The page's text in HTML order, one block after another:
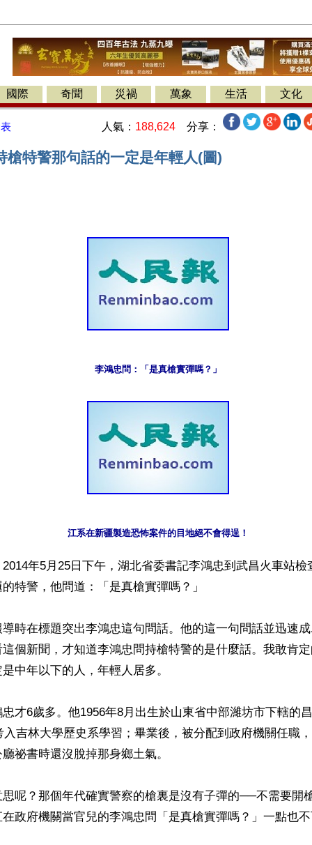
國際 奇聞 災禍 萬象 生活 文化
人氣： 188,624 分享：
槍特警那句話的一定是年輕人(圖)
李鴻忠問：「是真槍實彈嗎？」
江系在新疆製造恐怖案件的目地絕不會得逞！
年5月25日下午，湖北省委書記李鴻忠到武昌火車站檢
特警，他問道：「是真槍實彈嗎？」
時在標題突出李鴻忠這句問話。他的這一句問話並迅速
個新聞，才知道李鴻忠問持槍特警的是什麼話。我敢肯
中年以下的人，年輕人居多。
才6歲多。他1956年8月出生於山東省中部濰坊市下轄的
入吉林大學歷史系學習；畢業後，被分配到政府機關任職
祕書時還沒脫掉那身鄉土氣。
呢？那個年代確實警察的槍裏是沒有子彈的──不需要開
政府機關當官兒的李鴻忠問「是真槍實彈嗎？」一點也